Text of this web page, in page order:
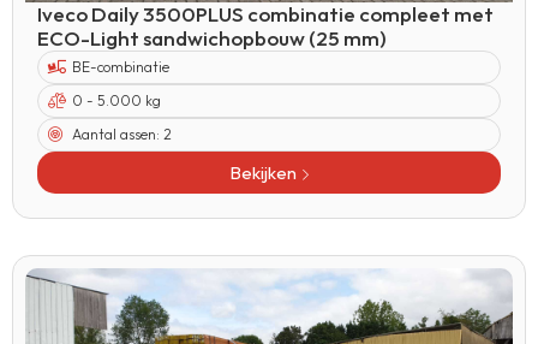
Iveco Daily 3500PLUS combinatie compleet met
ECO-Light sandwichopbouw (25 mm)
BE-combinatie
0 - 5.000 kg
Aantal assen: 2
Bekijken